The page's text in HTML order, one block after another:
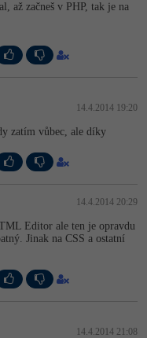
až začneš v PHP, tak je na
14.4.2014 19:20
zatím vůbec, ale díky
14.4.2014 20:29
Editor ale ten je opravdu
Jinak na CSS a ostatní
14.4.2014 21:08